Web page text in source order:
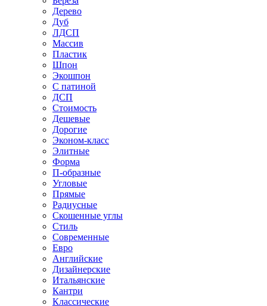
Дерево
Дуб
ЛДСП
Массив
Пластик
Шпон
Экошпон
С патиной
ДСП
Стоимость
Дешевые
Дорогие
Эконом-класс
Элитные
Форма
П-образные
Угловые
Прямые
Радиусные
Скошенные углы
Стиль
Современные
Евро
Английские
Дизайнерские
Итальянские
Кантри
Классические